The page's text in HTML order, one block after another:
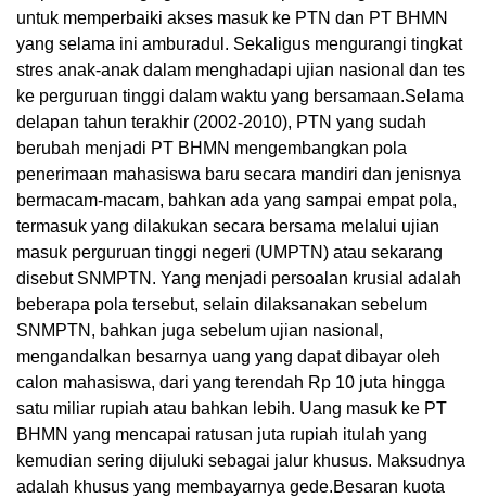
untuk memperbaiki akses masuk ke PTN dan PT BHMN
yang selama ini amburadul. Sekaligus mengurangi tingkat
stres anak-anak dalam menghadapi ujian nasional dan tes
ke perguruan tinggi dalam waktu yang bersamaan.Selama
delapan tahun terakhir (2002-2010), PTN yang sudah
berubah menjadi PT BHMN mengembangkan pola
penerimaan mahasiswa baru secara mandiri dan jenisnya
bermacam-macam, bahkan ada yang sampai empat pola,
termasuk yang dilakukan secara bersama melalui ujian
masuk perguruan tinggi negeri (UMPTN) atau sekarang
disebut SNMPTN. Yang menjadi persoalan krusial adalah
beberapa pola tersebut, selain dilaksanakan sebelum
SNMPTN, bahkan juga sebelum ujian nasional,
mengandalkan besarnya uang yang dapat dibayar oleh
calon mahasiswa, dari yang terendah Rp 10 juta hingga
satu miliar rupiah atau bahkan lebih. Uang masuk ke PT
BHMN yang mencapai ratusan juta rupiah itulah yang
kemudian sering dijuluki sebagai jalur khusus. Maksudnya
adalah khusus yang membayarnya gede.Besaran kuota